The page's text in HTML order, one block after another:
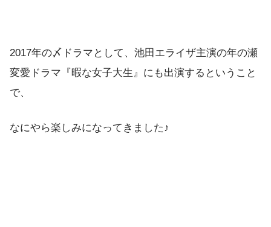
2017年の〆ドラマとして、池田エライザ主演の年の瀬
変愛ドラマ『暇な女子大生』にも出演するということ
で、
なにやら楽しみになってきました♪